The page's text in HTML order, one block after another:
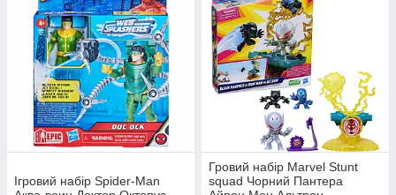
Ігровий набір Spider-Man
Гровий набір Marvel Stunt
squad Чорний Пантера